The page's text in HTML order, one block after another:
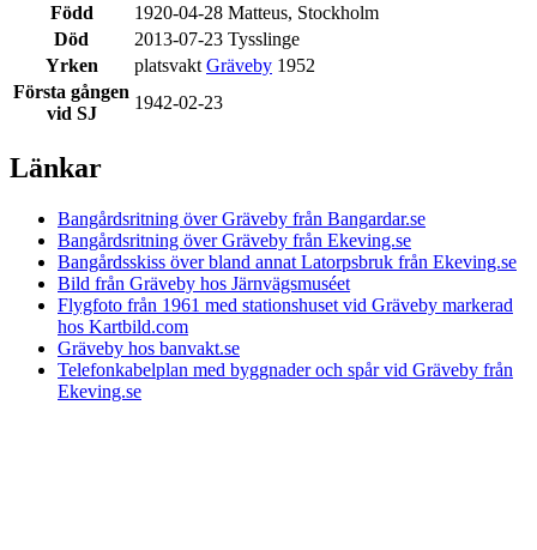
Född
1920-04-28 Matteus, Stockholm
Död
2013-07-23 Tysslinge
Yrken
platsvakt Gräveby 1952
Första gången
vid SJ
1942-02-23
Länkar
Bangårdsritning över Gräveby från Bangardar.se
Bangårdsritning över Gräveby från Ekeving.se
Bangårdsskiss över bland annat Latorpsbruk från Ekeving.se
Bild från Gräveby hos Järnvägsmuséet
Flygfoto från 1961 med stationshuset vid Gräveby markerad
hos Kartbild.com
Gräveby hos banvakt.se
Telefonkabelplan med byggnader och spår vid Gräveby från
Ekeving.se